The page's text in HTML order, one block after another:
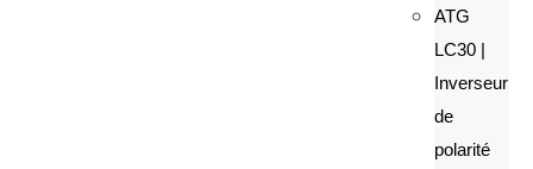
ATG
LC30 |
Inverseur
de
polarité